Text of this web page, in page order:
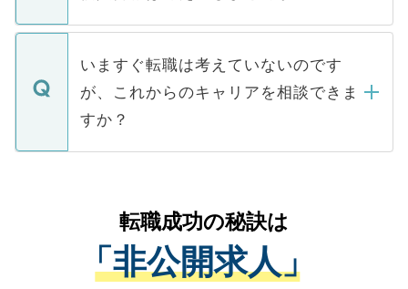
関を公にしてしまうと、応募が殺到する場
に、医療機関が求める条件に合った人材の
みを人材紹介会社に依頼するケースが増え
ています。
定を承諾する必要はありません。内定先へ
の辞退の連絡はキャリアパートナーが行い
個人情報が漏えいすることはありませんの
で、ご安心ください。当サイトからの登録
などで収集したご登録者様の個人情報は、
ご本人のキャリアアップおよび転職活動の
支援を目的に使用いたします。お預かりし
ているすべての個人データはご本人の許可
は、個人情報の取り扱いについての厳密な
管理基準を満たした事業者のみに付与され
る、プライバシーマークを取得済みです。
いますぐ転職は考えていないのです
が、これからのキャリアを相談できま
すか？
かがいして、現在の医療機関の状況や紹介
経験をまじえながら、適切なアドバイスを
させていただきます。すぐにご転職をされ
ない方には、長期的なサポートが可能です
転職成功の秘訣は
「非公開求人」